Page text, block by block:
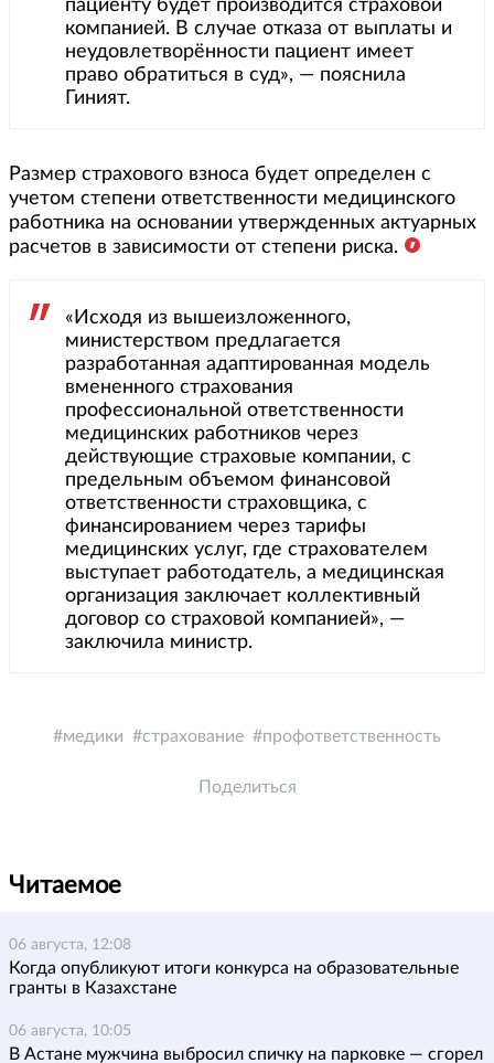
пациенту будет производится страховой
компанией. В случае отказа от выплаты и
неудовлетворённости пациент имеет
право обратиться в суд», — пояснила
Гиният.
Размер страхового взноса будет определен с
учетом степени ответственности медицинского
работника на основании утвержденных актуарных
расчетов в зависимости от степени риска.
«Исходя из вышеизложенного,
министерством предлагается
разработанная адаптированная модель
вмененного страхования
профессиональной ответственности
медицинских работников через
действующие страховые компании, с
предельным объемом финансовой
ответственности страховщика, с
финансированием через тарифы
медицинских услуг, где страхователем
выступает работодатель, а медицинская
организация заключает коллективный
договор со страховой компанией», —
заключила министр.
медики страхование профответственность
Поделиться
Читаемое
06 августа, 12:08
Когда опубликуют итоги конкурса на образовательные
гранты в Казахстане
06 августа, 10:05
В Астане мужчина выбросил спичку на парковке — сгорел